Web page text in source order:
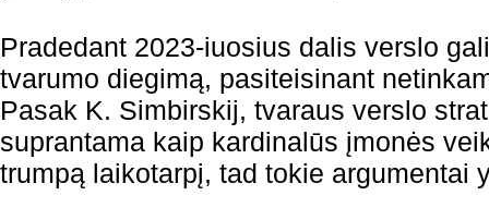
Pradedant 2023-iuosius dalis verslo
tvarumo diegimą, pasiteisinant
Pasak K. Simbirskij, tvaraus verslo
suprantama kaip kardinalūs įmonės
trumpą laikotarpį, tad tokie argumentai